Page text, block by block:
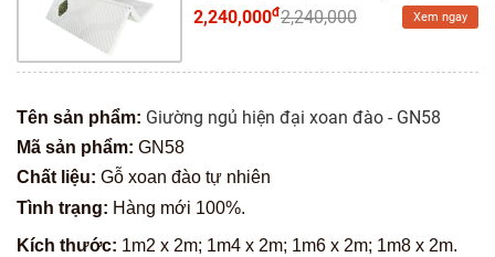
2,240,000đ2,240,000 Xem ngay
Tên sản phẩm: Giường ngủ hiện đại xoan đào - GN58
Mã sản phẩm: GN58
Chất liệu: Gỗ xoan đào tự nhiên
Tình trạng: Hàng mới 100%.
Kích thước: 1m2 x 2m; 1m4 x 2m; 1m6 x 2m; 1m8 x 2m.